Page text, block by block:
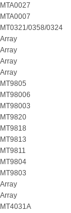
MTA0027
MTA0007
MT0321/0358/0324
Array
Array
Array
Array
MT9805
MT98006
MT98003
MT9820
MT9818
MT9813
MT9811
MT9804
MT9803
Array
Array
MT4031A